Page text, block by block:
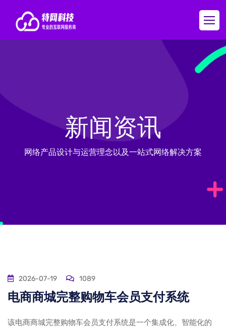
新闻资讯
网络产品设计与运营理念以及一站式网络解决方案
2026-07-19 1089
电商商城完整购物车会员支付系统
该电商商城完整购物车会员支付系统是一个集成化、智能化的